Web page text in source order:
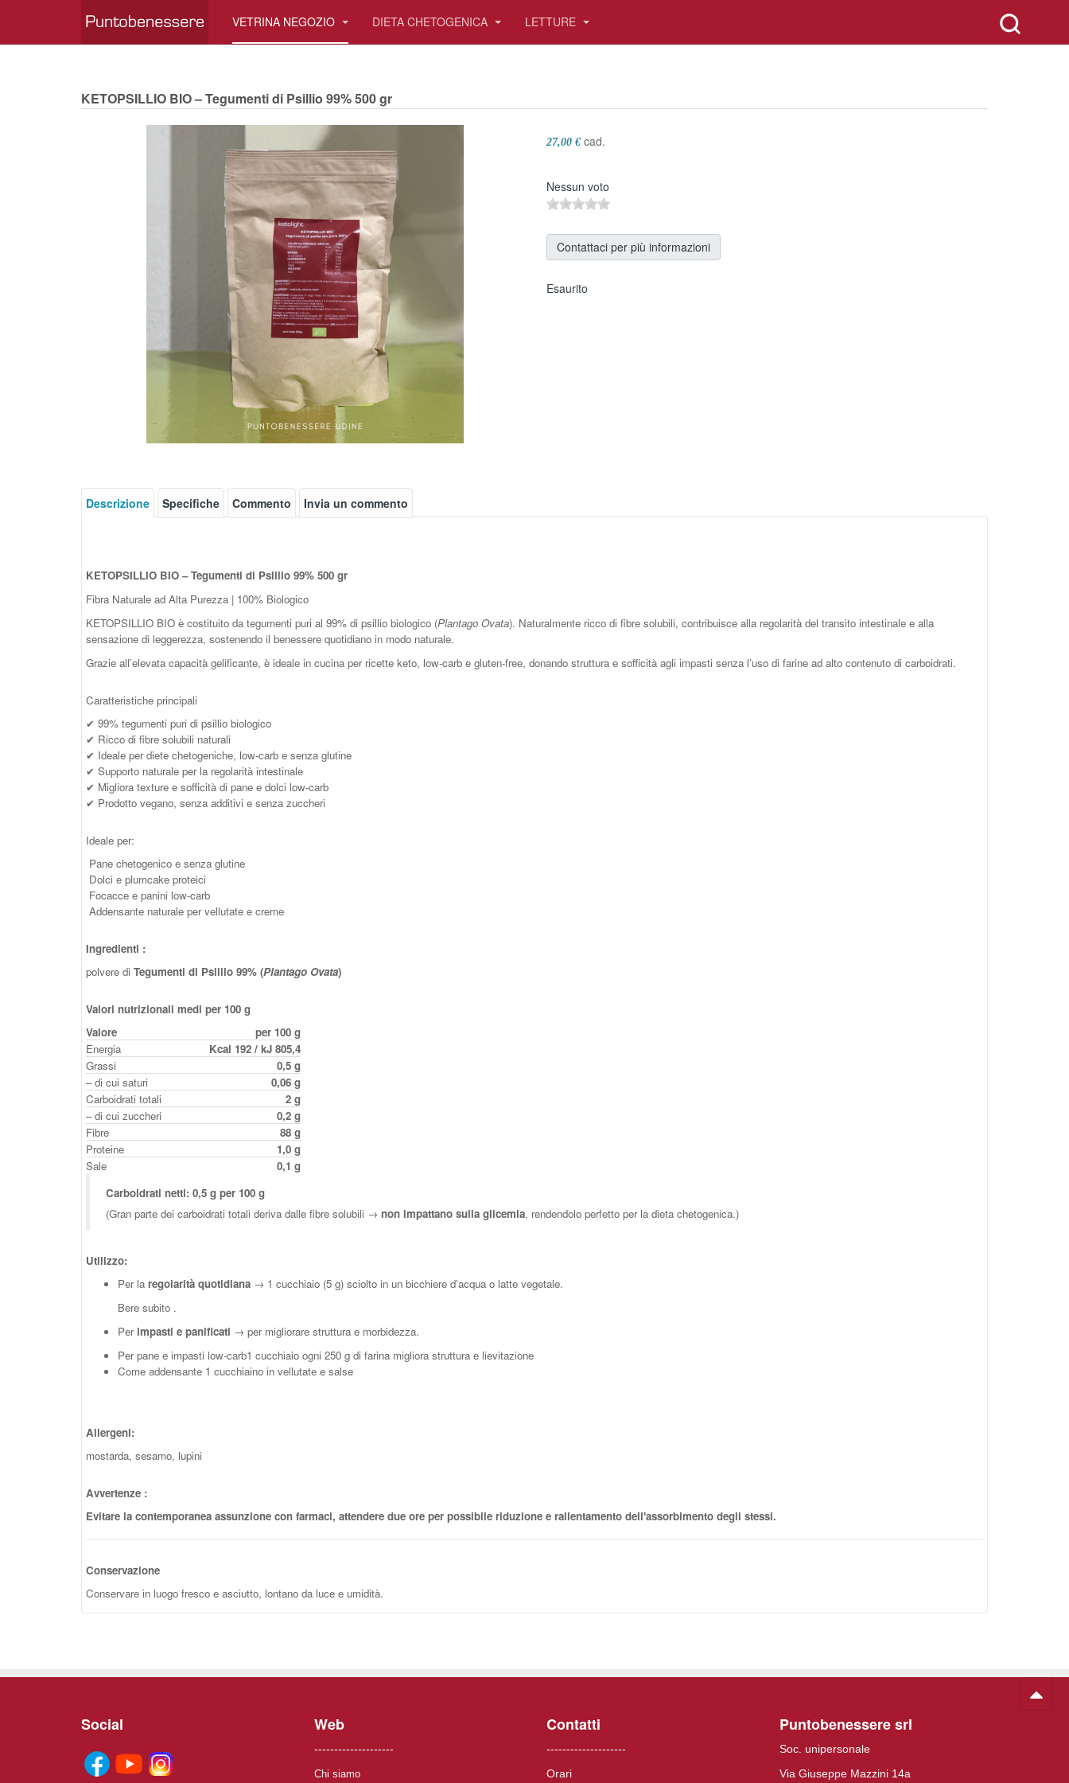
VETRINA NEGOZIO DIETA CHETOGENICA LETTURE
KETOPSILLIO BIO – Tegumenti di Psillio 99% 500 gr
27,00 € cad.
Nessun voto
Contattaci per più informazioni
Esaurito
Descrizione Specifiche Commento Invia un commento
KETOPSILLIO BIO – Tegumenti di Psillio 99% 500 gr
Fibra Naturale ad Alta Purezza | 100% Biologico
KETOPSILLIO BIO è costituito da tegumenti puri al 99% di psillio biologico (Plantago Ovata). Naturalmente ricco di fibre solubili, contribuisce alla regolarità del transito intestinale e alla
sensazione di leggerezza, sostenendo il benessere quotidiano in modo naturale.
Grazie all’elevata capacità gelificante, è ideale in cucina per ricette keto, low-carb e gluten-free, donando struttura e sofficità agli impasti senza l’uso di farine ad alto contenuto di carboidrati.
Caratteristiche principali
✔ 99% tegumenti puri di psillio biologico
✔ Ricco di fibre solubili naturali
✔ Ideale per diete chetogeniche, low-carb e senza glutine
✔ Supporto naturale per la regolarità intestinale
✔ Migliora texture e sofficità di pane e dolci low-carb
✔ Prodotto vegano, senza additivi e senza zuccheri
Ideale per:
Pane chetogenico e senza glutine
Dolci e plumcake proteici
Focacce e panini low-carb
Addensante naturale per vellutate e creme
Ingredienti :
polvere di Tegumenti di Psillio 99% (Plantago Ovata)
Valori nutrizionali medi per 100 g
Valore
per 100 g
Energia
Kcal 192 / kJ 805,4
Grassi
0,5 g
– di cui saturi
0,06 g
Carboidrati totali
2 g
– di cui zuccheri
0,2 g
Fibre
88 g
Proteine
1,0 g
Sale
0,1 g
Carboidrati netti: 0,5 g per 100 g
(Gran parte dei carboidrati totali deriva dalle fibre solubili → non impattano sulla glicemia, rendendolo perfetto per la dieta chetogenica.)
Utilizzo:
Per la regolarità quotidiana → 1 cucchiaio (5 g) sciolto in un bicchiere d’acqua o latte vegetale.
Bere subito .
Per impasti e panificati → per migliorare struttura e morbidezza.
Per pane e impasti low-carb1 cucchiaio ogni 250 g di farina migliora struttura e lievitazione
Come addensante 1 cucchiaino in vellutate e salse
Allergeni:
mostarda, sesamo, lupini
Avvertenze :
Evitare la contemporanea assunzione con farmaci, attendere due ore per possibile riduzione e rallentamento dell'assorbimento degli stessi.
Conservazione
Conservare in luogo fresco e asciutto, lontano da luce e umidità.
Social Web
--------------------
Chi siamo
Contatti
--------------------
Orari
Puntobenessere srl
Soc. unipersonale
Via Giuseppe Mazzini 14a